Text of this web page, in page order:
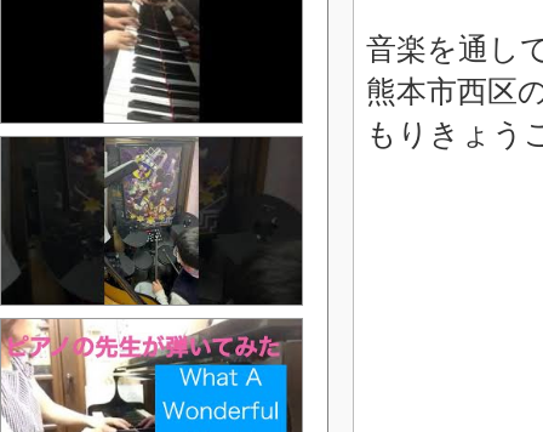
音楽を通し
熊本市西区
もりきょう